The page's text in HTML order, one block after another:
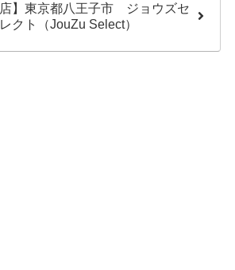
店】東京都八王子市 ジョウズセ
レクト（JouZu Select）